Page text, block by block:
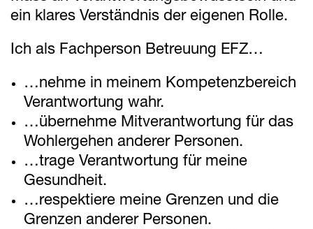
ein klares Verständnis der eigenen Rolle.
Ich als Fachperson Betreuung EFZ…
…nehme in meinem Kompetenzbereich
Verantwortung wahr.
…übernehme Mitverantwortung für das
Wohlergehen anderer Personen.
…trage Verantwortung für meine
Gesundheit.
…respektiere meine Grenzen und die
Grenzen anderer Personen.